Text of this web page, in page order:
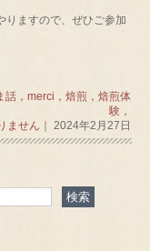
りますので、ぜひご参加
話，merci，焙煎，焙煎体
験，
ません ｜ 2024年2月27日